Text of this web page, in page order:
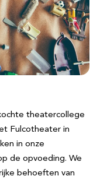
theatercollege
Fulcotheater in
in onze
de opvoeding. We
behoeften van